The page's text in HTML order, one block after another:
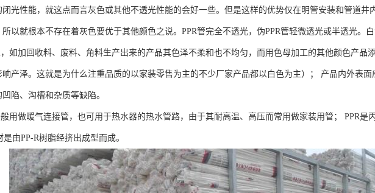
光性能，就这点而言灰色或其他不透光性能的会好一些。但是这样的优势仅在明管安装和管道井
以就根本不存在着灰色要优于其他颜色之说。PPR管完全不透光，伪PPR管轻微透光或半透光。
，如加回收料、废料、角料生产出来的产品其色泽不柔和也不均匀，而用色母加工的其他颜色产品
产泽。这就是为什么注重品质的以家装零售为主的不少厂家产品都以白色为主）； 产品内外表
陷、沟槽和杂质等缺陷。
用做暖气连接管，也可用于热水器的热水管路，由于其耐高温、高压而常用做家装用管； PPR是
是由PP-R树脂经挤出成型而成。